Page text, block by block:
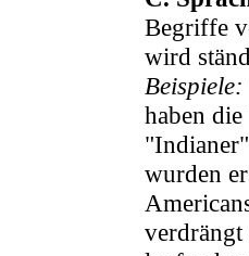
Begriffe
wird
Beispiele:
haben
wurden
verdrängt